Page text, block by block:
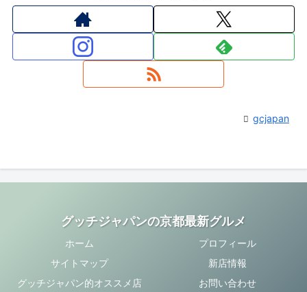
gcjapan
グッチジャパンの京都最新グルメ
ホーム
プロフィール
サイトマップ
新店情報
グッチジャパン的オススメ店
お問い合わせ